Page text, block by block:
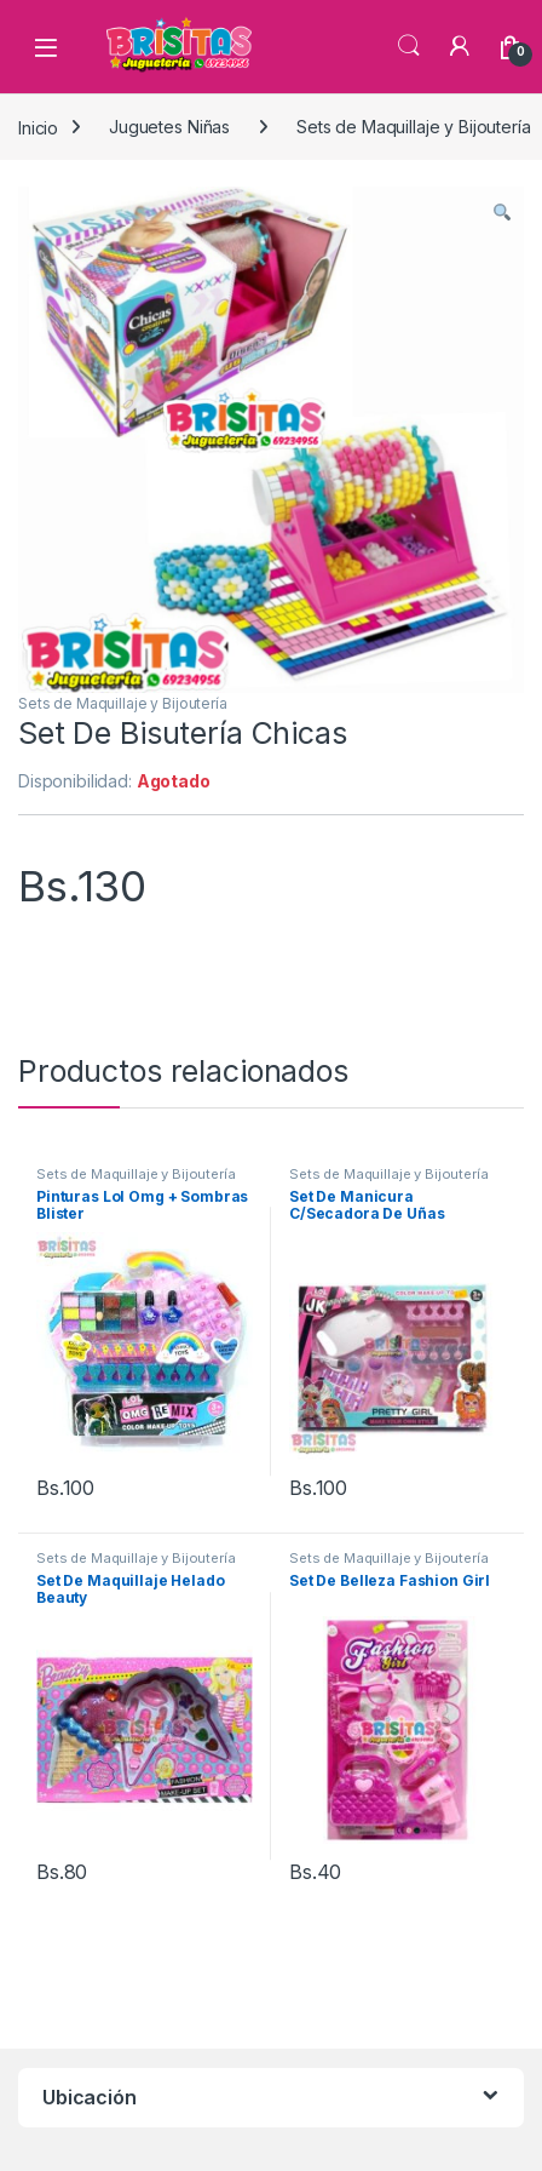
0
Inicio Juguetes Niñas Sets de Maquillaje y Bijoutería
Sets de Maquillaje y Bijoutería
Set De Bisutería Chicas
Disponibilidad: Agotado
Bs.130
Productos relacionados
Sets de Maquillaje y Bijoutería
Pinturas Lol Omg + Sombras
Blister
Bs.100
Sets de Maquillaje y Bijoutería
Set De Manicura
C/Secadora De Uñas
Bs.100
Sets de Maquillaje y Bijoutería
Set De Maquillaje Helado
Beauty
Bs.80
Sets de Maquillaje y Bijoutería
Set De Belleza Fashion Girl
Bs.40
Ubicación